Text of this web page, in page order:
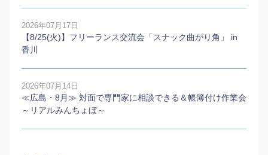
2026年07月17日
【8/25(火)】フリーランス交流会「スナック曲がり角」 in
香川
2026年07月14日
≪広島・8月≫ 対面で専門家に相談できる＆帳簿付け作業会
～リアルみんちょぼ～